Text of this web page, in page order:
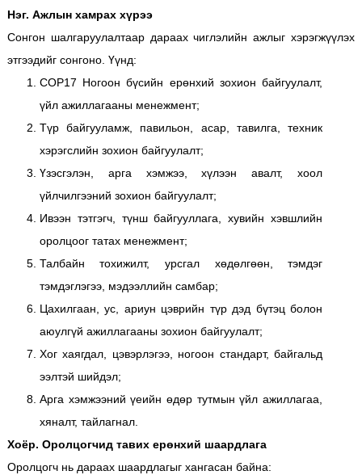
Нэг. Ажлын хамрах хүрээ
Сонгон шалгаруулалтаар дараах чиглэлийн ажлыг хэрэгжүүлэх
этгээдийг сонгоно. Үүнд:
COP17 Ногоон бүсийн ерөнхий зохион байгуулалт,
үйл ажиллагааны менежмент;
Түр байгууламж, павильон, асар, тавилга, техник
хэрэгслийн зохион байгуулалт;
Үзэсгэлэн, арга хэмжээ, хүлээн авалт, хоол
үйлчилгээний зохион байгуулалт;
Ивээн тэтгэгч, түнш байгууллага, хувийн хэвшлийн
оролцоог татах менежмент;
Талбайн тохижилт, урсгал хөдөлгөөн, тэмдэг
тэмдэглэгээ, мэдээллийн самбар;
Цахилгаан, ус, ариун цэврийн түр дэд бүтэц болон
аюулгүй ажиллагааны зохион байгуулалт;
Хог хаягдал, цэвэрлэгээ, ногоон стандарт, байгальд
ээлтэй шийдэл;
Арга хэмжээний үеийн өдөр тутмын үйл ажиллагаа,
хяналт, тайлагнал.
Хоёр. Оролцогчид тавих ерөнхий шаардлага
Оролцогч нь дараах шаардлагыг хангасан байна: